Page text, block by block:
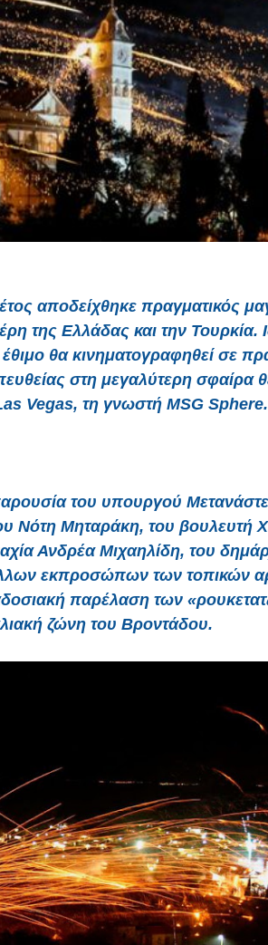
αποδείχθηκε πραγματικός
της Ελλάδας και την Τουρκία.
θα κινηματογραφηθεί σε
στη μεγαλύτερη σφαίρα
Vegas, τη γνωστή MSG Sphere.
του υπουργού
Νότη Μηταράκη, του βουλευτή
Ανδρέα Μιχαηλίδη, του
εκπροσώπων των τοπικών
παρέλαση των
ζώνη του Βροντάδου.